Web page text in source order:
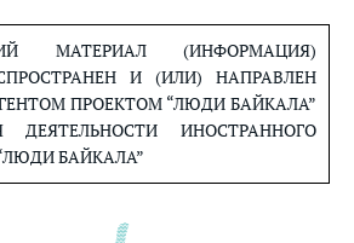
МАТЕРИАЛ (ИНФОРМАЦИЯ)
И (ИЛИ) НАПРАВЛЕН
ПРОЕКТОМ “ЛЮДИ БАЙКАЛА”
ДЕЯТЕЛЬНОСТИ ИНОСТРАННОГО
БАЙКАЛА”